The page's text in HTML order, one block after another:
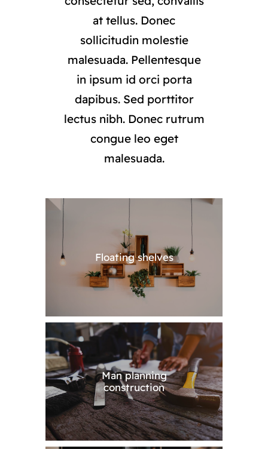
at tellus. Donec
sollicitudin molestie
malesuada. Pellentesque
in ipsum id orci porta
dapibus. Sed porttitor
lectus nibh. Donec rutrum
congue leo eget
malesuada.
Floating shelves
Man planning
construction